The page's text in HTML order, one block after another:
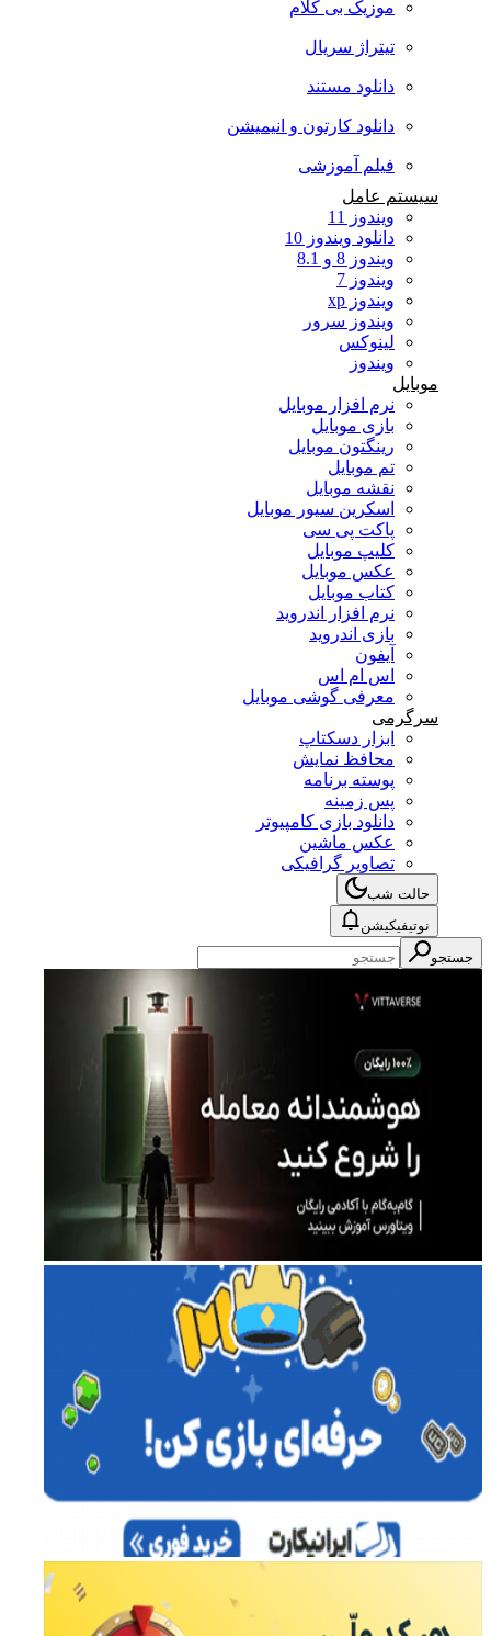
موزیک بی کلام
تیتراژ سریال
دانلود مستند
دانلود کارتون و انیمیشن
فیلم آموزشی
سیستم عامل
ویندوز 11
دانلود ویندوز 10
ویندوز 8 و 8.1
ویندوز 7
ویندوز xp
ویندوز سرور
لینوکس
ویندوز
موبایل
نرم افزار موبایل
بازی موبایل
رینگتون موبایل
تم موبایل
نقشه موبایل
اسکرین سیور موبایل
پاکت پی سی
کلیپ موبایل
عکس موبایل
کتاب موبایل
نرم افزار اندروید
بازی اندروید
آیفون
اس ام اس
معرفی گوشی موبایل
سرگرمی
ابزار دسکتاپ
محافظ نمایش
پوسته برنامه
پس زمینه
دانلود بازی کامپیوتر
عکس ماشین
تصاویر گرافیکی
حالت شب
نوتیفیکیشن
جستجو